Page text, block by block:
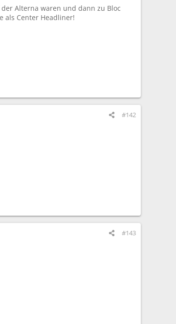
Alterna waren und dann zu Bloc
als Center Headliner!
#142
#143